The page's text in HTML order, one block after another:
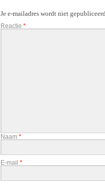
Je e-mailadres wordt niet
Reactie *
Naam *
E-mail *